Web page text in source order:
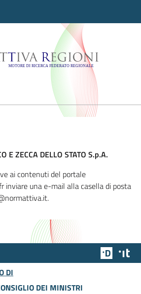
Regioni -
E ZECCA DELLO STATO S.p.A.
ai contenuti del portale
una e-mail alla casella di posta
t.
Team
DI
DEI MINISTRI